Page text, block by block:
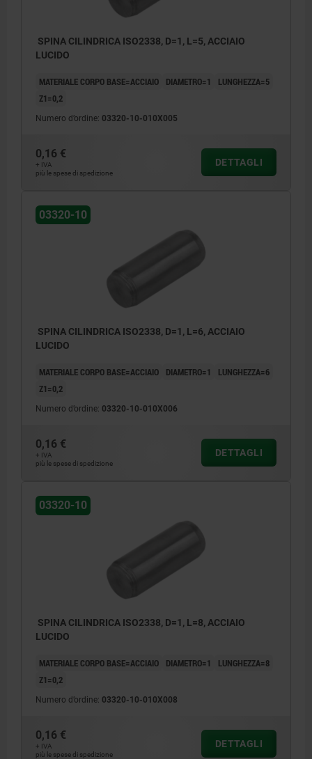
SPINA CILINDRICA ISO2338, D=1, L=5, ACCIAIO
LUCIDO
MATERIALE CORPO BASE=ACCIAIO DIAMETRO=1
LUNGHEZZA=5
Z1=0,2
Numero d’ordine: 03320-10-010X005
0,16 €
+ IVA
più le spese di spedizione
DETTAGLI
03320-10
SPINA CILINDRICA ISO2338, D=1, L=6, ACCIAIO
LUCIDO
MATERIALE CORPO BASE=ACCIAIO DIAMETRO=1
LUNGHEZZA=6
Z1=0,2
Numero d’ordine: 03320-10-010X006
0,16 €
+ IVA
più le spese di spedizione
DETTAGLI
03320-10
SPINA CILINDRICA ISO2338, D=1, L=8, ACCIAIO
LUCIDO
MATERIALE CORPO BASE=ACCIAIO DIAMETRO=1
LUNGHEZZA=8
Z1=0,2
Numero d’ordine: 03320-10-010X008
0,16 €
+ IVA
più le spese di spedizione
DETTAGLI